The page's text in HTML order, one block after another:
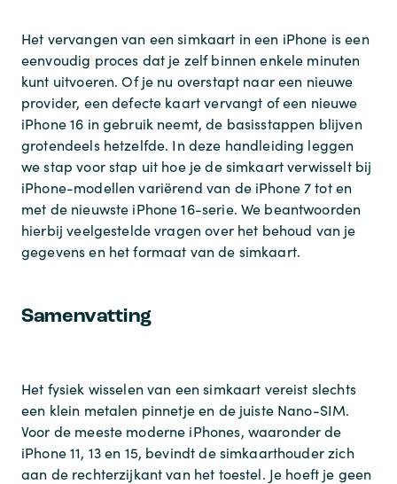
Het vervangen van een simkaart in een iPhone is een
eenvoudig proces dat je zelf binnen enkele minuten
kunt uitvoeren. Of je nu overstapt naar een nieuwe
provider, een defecte kaart vervangt of een nieuwe
iPhone 16 in gebruik neemt, de basisstappen blijven
grotendeels hetzelfde. In deze handleiding leggen
we stap voor stap uit hoe je de simkaart verwisselt bij
iPhone-modellen variërend van de iPhone 7 tot en
met de nieuwste iPhone 16-serie. We beantwoorden
hierbij veelgestelde vragen over het behoud van je
gegevens en het formaat van de simkaart.
Samenvatting
Het fysiek wisselen van een simkaart vereist slechts
een klein metalen pinnetje en de juiste Nano-SIM.
Voor de meeste moderne iPhones, waaronder de
iPhone 11, 13 en 15, bevindt de simkaarthouder zich
aan de rechterzijkant van het toestel. Je hoeft je geen